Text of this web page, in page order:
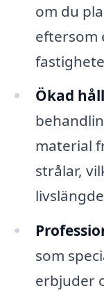
om du
eftersom
Ökad
material
strålar,
som
erbjuder